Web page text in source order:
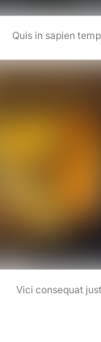
Quis in sapien
Vici consequat